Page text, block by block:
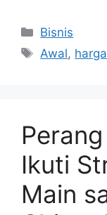
Kategori
Bisnis
Tag
Awal, harga
Ikuti
Main